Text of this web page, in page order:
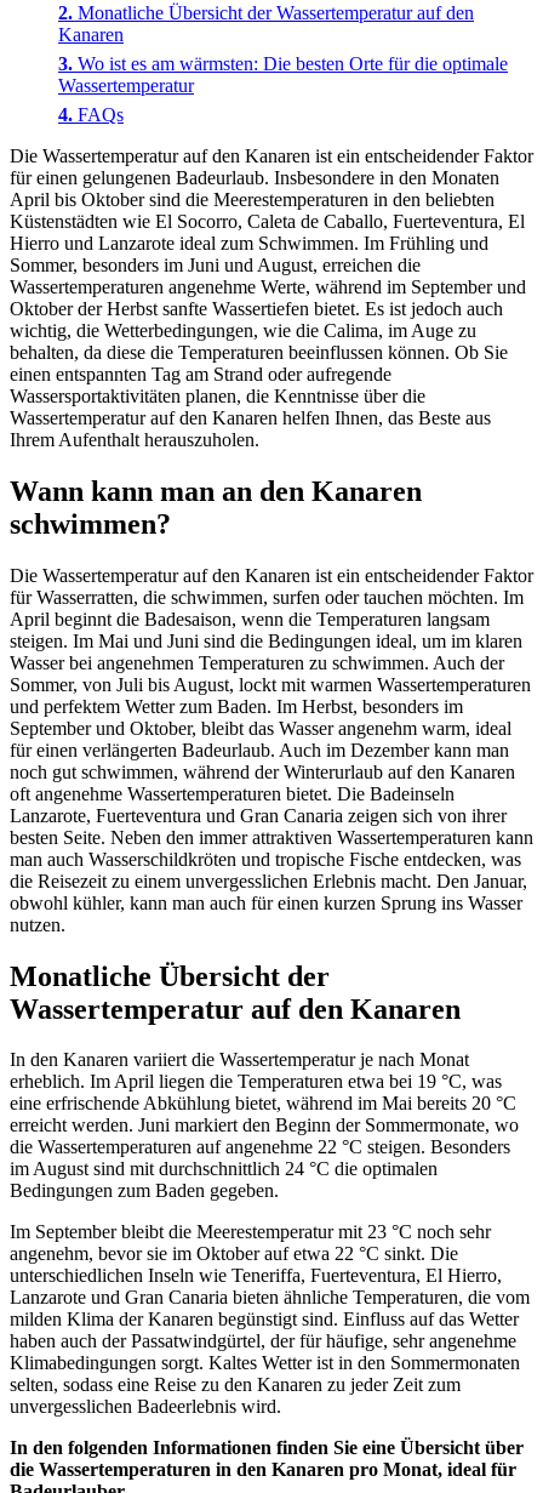
Monatliche Übersicht der Wassertemperatur auf den
Kanaren
Wo ist es am wärmsten: Die besten Orte für die optimale
Wassertemperatur
FAQs
Die Wassertemperatur auf den Kanaren ist ein entscheidender Faktor
für einen gelungenen Badeurlaub. Insbesondere in den Monaten
April bis Oktober sind die Meerestemperaturen in den beliebten
Küstenstädten wie El Socorro, Caleta de Caballo, Fuerteventura, El
Hierro und Lanzarote ideal zum Schwimmen. Im Frühling und
Sommer, besonders im Juni und August, erreichen die
Wassertemperaturen angenehme Werte, während im September und
Oktober der Herbst sanfte Wassertiefen bietet. Es ist jedoch auch
wichtig, die Wetterbedingungen, wie die Calima, im Auge zu
behalten, da diese die Temperaturen beeinflussen können. Ob Sie
einen entspannten Tag am Strand oder aufregende
Wassersportaktivitäten planen, die Kenntnisse über die
Wassertemperatur auf den Kanaren helfen Ihnen, das Beste aus
Ihrem Aufenthalt herauszuholen.
Wann kann man an den Kanaren
schwimmen?
Die Wassertemperatur auf den Kanaren ist ein entscheidender Faktor
für Wasserratten, die schwimmen, surfen oder tauchen möchten. Im
April beginnt die Badesaison, wenn die Temperaturen langsam
steigen. Im Mai und Juni sind die Bedingungen ideal, um im klaren
Wasser bei angenehmen Temperaturen zu schwimmen. Auch der
Sommer, von Juli bis August, lockt mit warmen Wassertemperaturen
und perfektem Wetter zum Baden. Im Herbst, besonders im
September und Oktober, bleibt das Wasser angenehm warm, ideal
für einen verlängerten Badeurlaub. Auch im Dezember kann man
noch gut schwimmen, während der Winterurlaub auf den Kanaren
oft angenehme Wassertemperaturen bietet. Die Badeinseln
Lanzarote, Fuerteventura und Gran Canaria zeigen sich von ihrer
besten Seite. Neben den immer attraktiven Wassertemperaturen kann
man auch Wasserschildkröten und tropische Fische entdecken, was
die Reisezeit zu einem unvergesslichen Erlebnis macht. Den Januar,
obwohl kühler, kann man auch für einen kurzen Sprung ins Wasser
nutzen.
Monatliche Übersicht der
Wassertemperatur auf den Kanaren
In den Kanaren variiert die Wassertemperatur je nach Monat
erheblich. Im April liegen die Temperaturen etwa bei 19 °C, was
eine erfrischende Abkühlung bietet, während im Mai bereits 20 °C
erreicht werden. Juni markiert den Beginn der Sommermonate, wo
die Wassertemperaturen auf angenehme 22 °C steigen. Besonders
im August sind mit durchschnittlich 24 °C die optimalen
Bedingungen zum Baden gegeben.
Im September bleibt die Meerestemperatur mit 23 °C noch sehr
angenehm, bevor sie im Oktober auf etwa 22 °C sinkt. Die
unterschiedlichen Inseln wie Teneriffa, Fuerteventura, El Hierro,
Lanzarote und Gran Canaria bieten ähnliche Temperaturen, die vom
milden Klima der Kanaren begünstigt sind. Einfluss auf das Wetter
haben auch der Passatwindgürtel, der für häufige, sehr angenehme
Klimabedingungen sorgt. Kaltes Wetter ist in den Sommermonaten
selten, sodass eine Reise zu den Kanaren zu jeder Zeit zum
unvergesslichen Badeerlebnis wird.
In den folgenden Informationen finden Sie eine Übersicht über
die Wassertemperaturen in den Kanaren pro Monat, ideal für